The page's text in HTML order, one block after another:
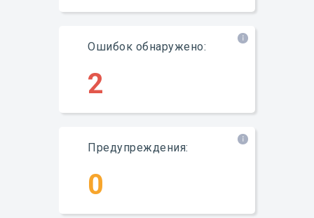
Ошибок обнаружено:
2
Предупреждения:
0